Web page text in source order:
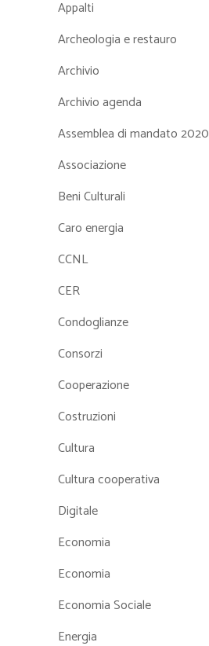
Appalti
Archeologia e restauro
Archivio
Archivio agenda
Assemblea di mandato 2020
Associazione
Beni Culturali
Caro energia
CCNL
CER
Condoglianze
Consorzi
Cooperazione
Costruzioni
Cultura
Cultura cooperativa
Digitale
Economia
Economia
Economia Sociale
Energia